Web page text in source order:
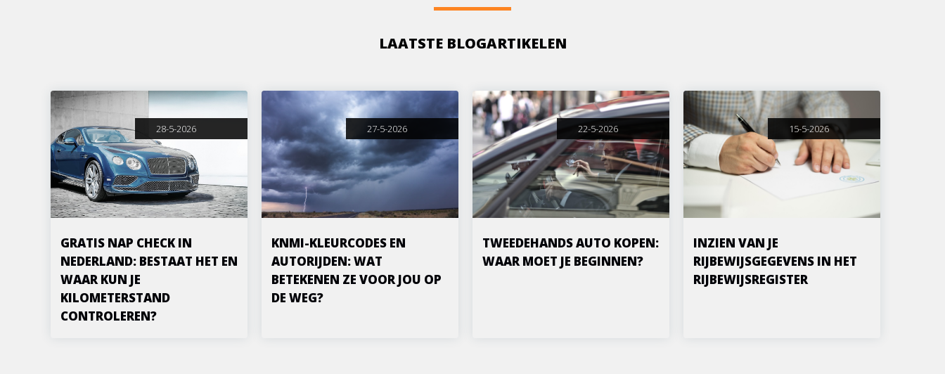
LAATSTE BLOGARTIKELEN
28-5-2026
GRATIS NAP CHECK IN
NEDERLAND: BESTAAT HET EN
WAAR KUN JE
KILOMETERSTAND
CONTROLEREN?
27-5-2026
KNMI-KLEURCODES EN
AUTORIJDEN: WAT
BETEKENEN ZE VOOR JOU OP
DE WEG?
22-5-2026
TWEEDEHANDS AUTO KOPEN:
WAAR MOET JE BEGINNEN?
15-5-2026
INZIEN VAN JE
RIJBEWIJSGEGEVENS IN HET
RIJBEWIJSREGISTER